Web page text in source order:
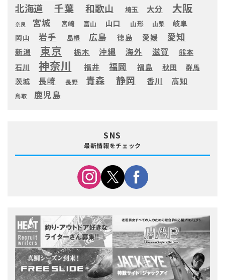
北海道 千葉 和歌山 埼玉 大分 大阪
奈良 宮城 宮崎 富山 山口 山形 山梨
岐阜
岡山
岩手 島根 広島 徳島 愛媛 愛知
新潟 東京 栃木 沖縄 海外 滋賀
熊本
石川
神奈川 福井 福岡 福島 秋田 群馬
茨城 長崎 長野 青森 静岡 香川 高知
鳥取 鹿児島
SNS
最新情報をチェック